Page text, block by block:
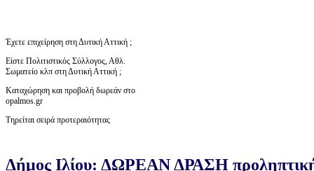
Έχετε επιχείρηση στη Δυτική Αττική ;
Είστε Πολιτιστικός Σύλλογος, Αθλ.
Σωματείο κλπ στη Δυτική Αττική ;
Καταχώρηση και προβολή δωρεάν στο
opalmos.gr
Τηρείται σειρά προτεραιότητας
Δήμος Ιλίου: ΔΩΡΕΑΝ ΔΡΑΣΗ